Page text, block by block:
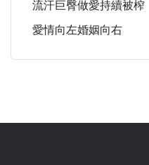
流汗巨臀做愛持續被榨
愛情向左婚姻向右